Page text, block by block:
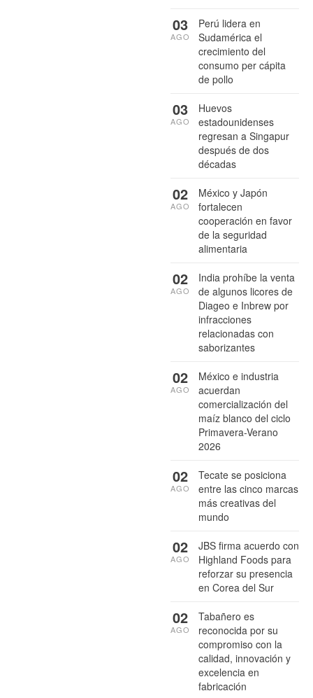
Perú lidera en
Sudamérica el
crecimiento del
consumo per cápita
de pollo
03
AGO
Huevos
estadounidenses
regresan a Singapur
después de dos
décadas
03
AGO
México y Japón
fortalecen
cooperación en favor
de la seguridad
alimentaria
02
AGO
India prohíbe la venta
de algunos licores de
Diageo e Inbrew por
infracciones
relacionadas con
saborizantes
02
AGO
México e industria
acuerdan
comercialización del
maíz blanco del ciclo
Primavera-Verano
2026
02
AGO
Tecate se posiciona
entre las cinco marcas
más creativas del
mundo
02
AGO
JBS firma acuerdo con
Highland Foods para
reforzar su presencia
en Corea del Sur
02
AGO
Tabañero es
reconocida por su
compromiso con la
calidad, innovación y
excelencia en
fabricación
02
AGO